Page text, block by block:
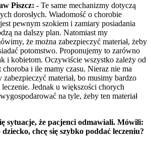
Piszcz: - Te same mechanizmy dotyczą
dorosłych. Wiadomość o chorobie
pewnym szokiem i zamiary posiadania
na dalszy plan. Natomiast my
że można zabezpieczyć materiał, żeby
potomstwo. Proponujemy to zarówno
i kobietom. Oczywiście wszystko zależy od
choroba i ile mamy czasu. Nieraz nie ma
zabezpieczyć materiał, bo musimy bardzo
leczenie. Jednak u większości chorych
na tyle, żeby ten materiał
sytuacje, że pacjenci odmawiali. Mówili:
chcę się szybko poddać leczeniu?